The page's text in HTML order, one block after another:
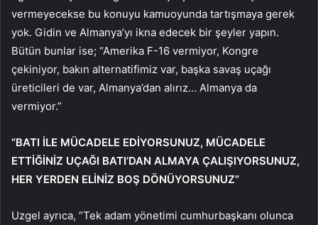
vermeyecekse bu konuyu kamuoyunda tartışmaya gerek
yok. Gidin ve Almanya’yı ikna edecek bir şeyler yapın.
Bütün bunlar ise; “Amerika F-16 vermiyor, Kongre
çekiniyor, bakın alternatifimiz var, başka savaş uçağı
üreticileri de var, Almanya’dan alırız… Almanya da
vermiyor.”
“BATI İLE MÜCADELE EDİYORSUNUZ, MÜCADELE
ETTİĞİNİZ UÇAĞI BATI’DAN ALMAYA ÇALIŞIYORSUNUZ,
HER YERDEN ELİNİZ BOŞ DÖNÜYORSUNUZ”
Uzgel ayrıca, “Tek adam yönetimi cumhurbaşkanı olunca